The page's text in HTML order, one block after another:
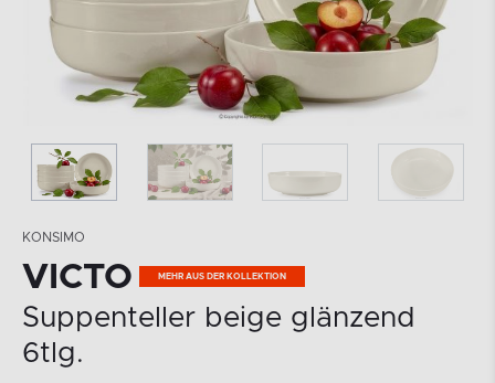
KONSIMO
VICTO MEHR AUS DER KOLLEKTION
Suppenteller beige glänzend
6tlg.